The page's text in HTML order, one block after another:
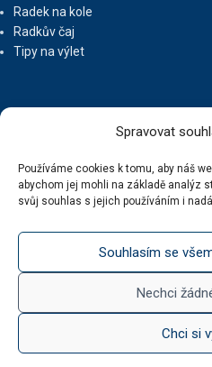
Spravovat
Používáme cookies k tomu, aby náš
abychom jej mohli na základě analýz
svůj souhlas s jejich používáním i
Souhlasím se
Nechci
Chci si
Radek na kole
Radkův čaj
Tipy na výlet
UŽITEČNÉ ODKAZY
Ochrana osobních údajů
Obchodní podmínky
Reklamační řád
Kde nás najdete
Kontaktní údaje